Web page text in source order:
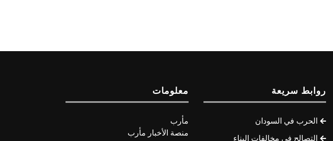
روابط سريعة
الحرب في السودان
التصالح في مخالفات البناء
معلومات
مأرب
منصة الأخبار مأرب